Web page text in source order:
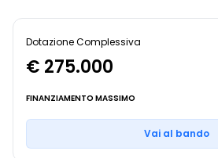
Dotazione Complessiva
€ 275.000
FINANZIAMENTO MASSIMO
Vai al bando